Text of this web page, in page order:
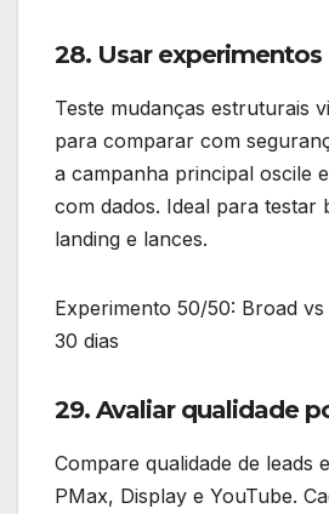
28. Usar experimentos
Teste mudanças estruturais
para comparar com
a campanha principal oscile
com dados. Ideal para testar
landing e lances.
Experimento 50/50: Broad
30 dias
29. Avaliar qualidade
Compare qualidade de leads
PMax, Display e YouTube.